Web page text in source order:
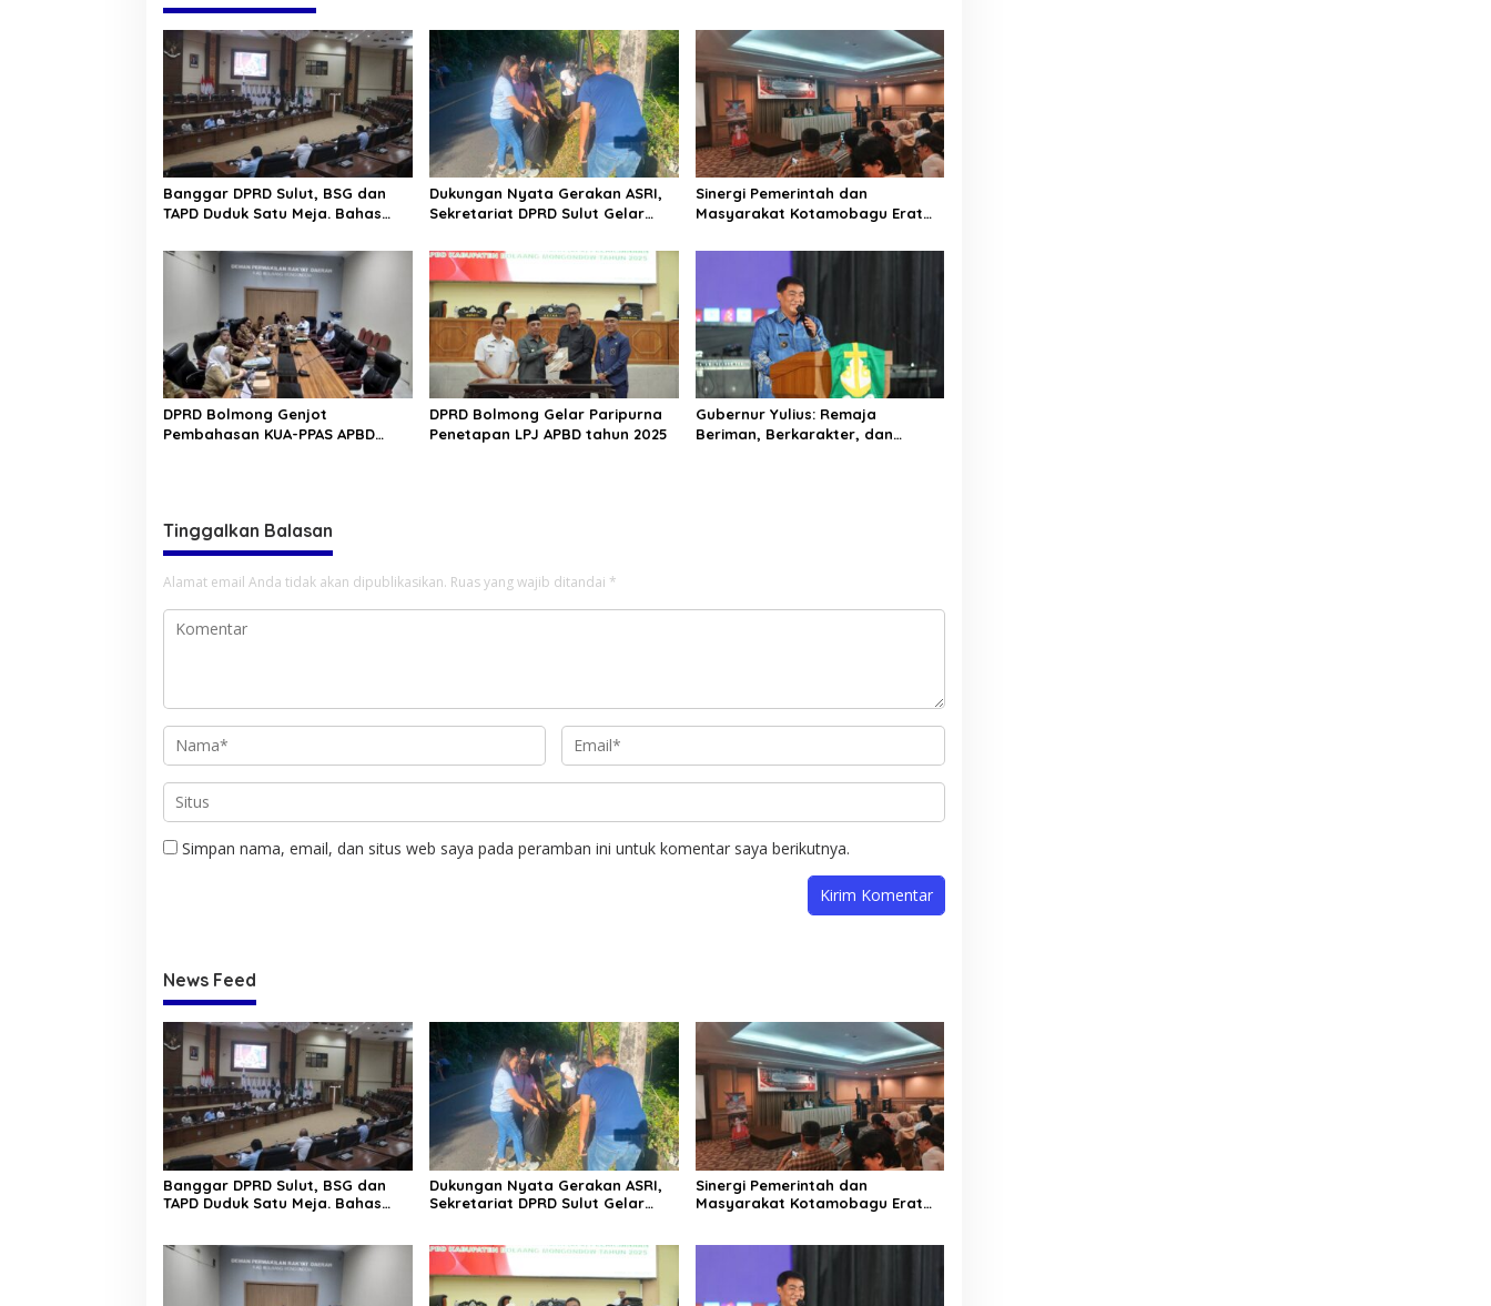
Banggar DPRD Sulut, BSG dan
TAPD Duduk Satu Meja. Bahas
ke BSG
Dukungan Nyata Gerakan ASRI,
Sekretariat DPRD Sulut Gelar
Tomohon
Sinergi Pemerintah dan
Masyarakat Kotamobagu Erat
Pinontoan
DPRD Bolmong Genjot
Pembahasan KUA-PPAS APBD
DPRD Bolmong Gelar Paripurna
Penetapan LPJ APBD tahun 2025
Gubernur Yulius: Remaja
Beriman, Berkarakter, dan
Tinggalkan Balasan
Alamat email Anda tidak akan dipublikasikan. Ruas yang wajib ditandai *
Simpan nama, email, dan situs web saya pada peramban ini untuk komentar saya berikutnya.
News Feed
Banggar DPRD Sulut, BSG dan
TAPD Duduk Satu Meja. Bahas
Dukungan Nyata Gerakan ASRI,
Sekretariat DPRD Sulut Gelar
Sinergi Pemerintah dan
Masyarakat Kotamobagu Erat